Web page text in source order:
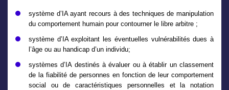
système d’IA ayant recours à des techniques de manipulation
du comportement humain pour contourner le libre arbitre ;
système d’IA exploitant les éventuelles vulnérabilités dues à
l’âge ou au handicap d’un individu;
systèmes d’IA destinés à évaluer ou à établir un classement
de la fiabilité de personnes en fonction de leur comportement
social ou de caractéristiques personnelles et la notation